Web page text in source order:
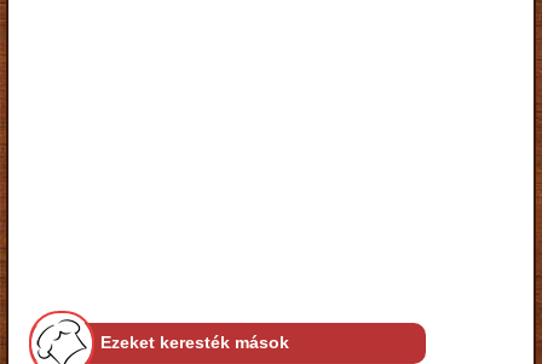
Ezeket keresték mások